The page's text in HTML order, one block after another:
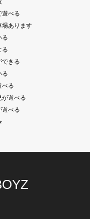
遊べる
場あります
る
る
できる
る
べる
遊べる
遊べる